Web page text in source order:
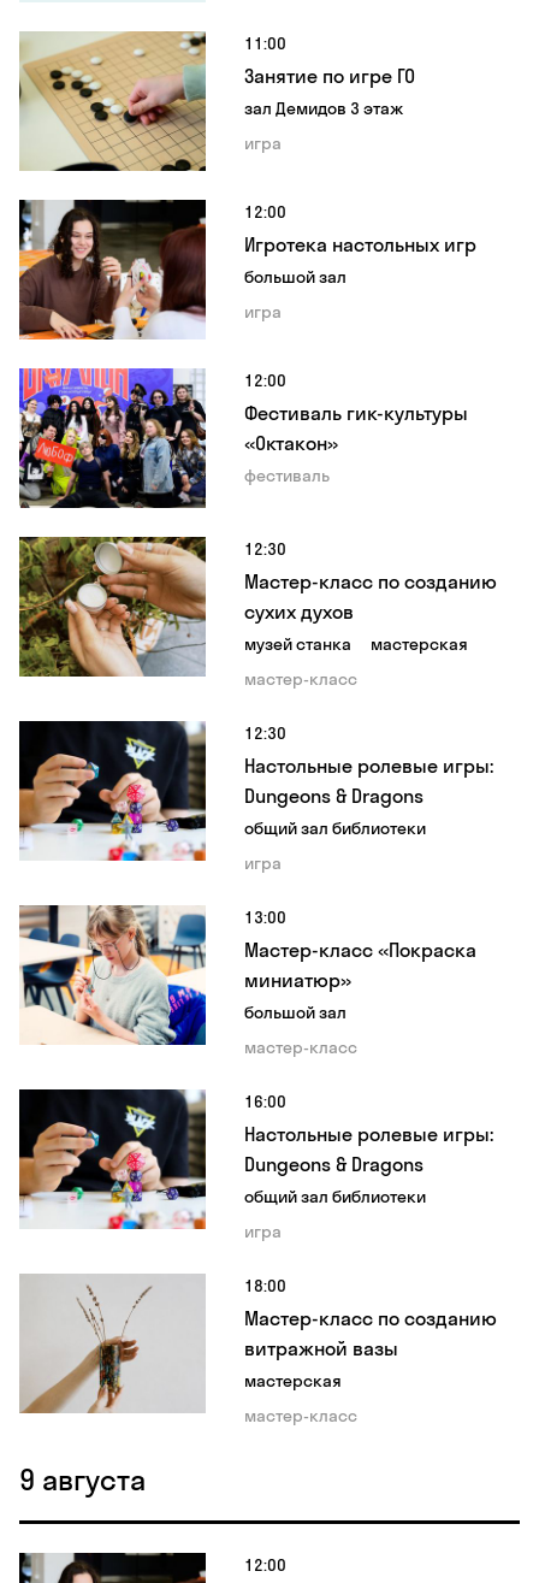
11:00
Занятие по игре ГО
зал Демидов 3 этаж
игра
12:00
Игротека настольных игр
большой зал
игра
12:00
Фестиваль гик-культуры
«Октакон»
фестиваль
12:30
Мастер-класс по созданию
сухих духов
музей станка
мастерская
мастер-класс
12:30
Настольные ролевые игры:
Dungeons & Dragons
общий зал библиотеки
игра
13:00
Мастер-класс «Покраска
миниатюр»
большой зал
мастер-класс
16:00
Настольные ролевые игры:
Dungeons & Dragons
общий зал библиотеки
игра
18:00
Мастер-класс по созданию
витражной вазы
мастерская
мастер-класс
9 августа
12:00